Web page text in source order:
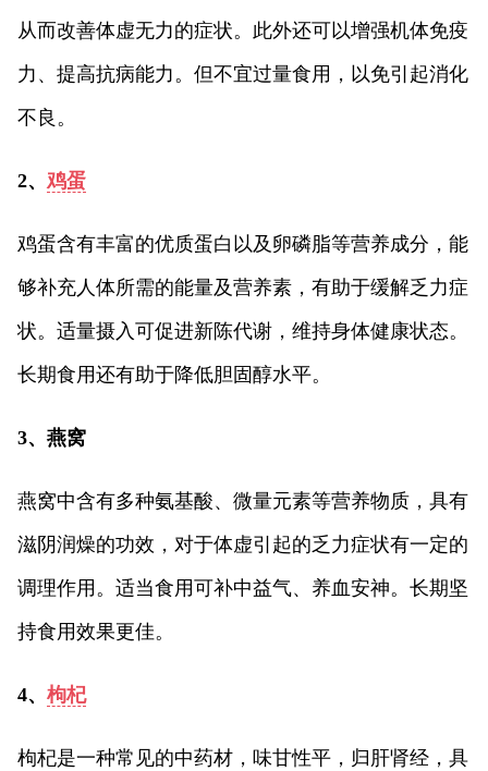
从而改善体虚无力的症状。此外还可以增强机体免疫
力、提高抗病能力。但不宜过量食用，以免引起消化
不良。
2、 鸡蛋
鸡蛋含有丰富的优质蛋白以及卵磷脂等营养成分，能
够补充人体所需的能量及营养素，有助于缓解乏力症
状。适量摄入可促进新陈代谢，维持身体健康状态。
长期食用还有助于降低胆固醇水平。
3、燕窝
燕窝中含有多种氨基酸、微量元素等营养物质，具有
滋阴润燥的功效，对于体虚引起的乏力症状有一定的
调理作用。适当食用可补中益气、养血安神。长期坚
持食用效果更佳。
4、 枸杞
枸杞是一种常见的中药材，味甘性平，归肝肾经，具